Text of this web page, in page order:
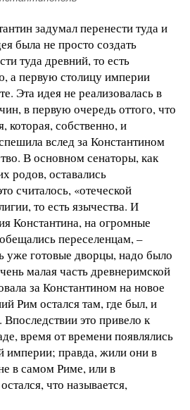
задумал перенести туда и
была не просто создать
туда древний, то есть
а первую столицу империи
Эта идея не реализовалась в
в первую очередь оттого, что
которая, собственно, и
вслед за Константином
В основном сенаторы, как
родов, оставались
считалось, «отеческой
то есть язычества. И
Константина, на огромные
переселенцам, –
уже готовые дворцы, надо было
малая часть древнеримской
за Константином на новое
Рим остался там, где был, и
это привело к
время от времени появлялись
империи; правда, жили они в
в самом Риме, или в
что называется,